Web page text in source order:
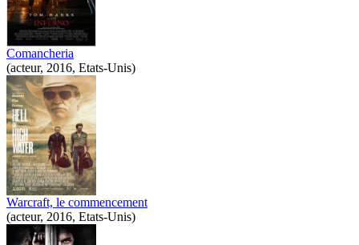
Comancheria
(acteur, 2016, Etats-Unis)
Warcraft, le commencement
(acteur, 2016, Etats-Unis)